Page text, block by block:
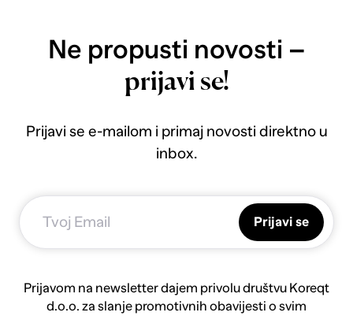
Ne propusti novosti –
prijavi se!
Prijavi se e-mailom i primaj novosti direktno u
inbox.
Prijavi se
Prijavom na newsletter dajem privolu društvu Koreqt
d.o.o. za slanje promotivnih obavijesti o svim